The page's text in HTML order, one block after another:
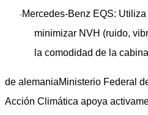
· Mercedes-Benz EQS:
minimizar NVH (ruido,
la comodidad de la
de alemaniaMinisterio Federal
Acción Climática apoya